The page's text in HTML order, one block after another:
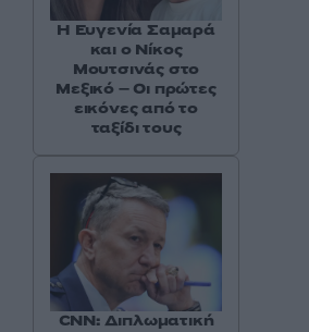
Η Ευγενία Σαμαρά
και ο Νίκος
Μουτσινάς στο
Μεξικό – Οι πρώτες
εικόνες από το
ταξίδι τους
CNN: Διπλωματική